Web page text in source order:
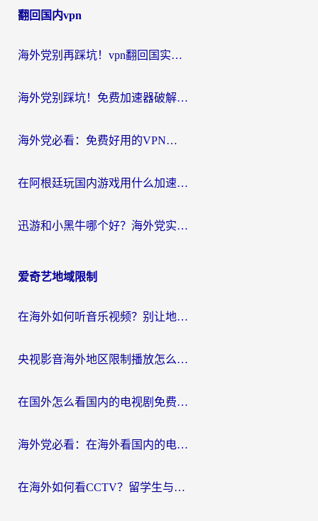
导
翻回国内vpn
海外党别再踩坑！vpn翻回国实用指南——选对加速器，国内资源无缝用
海外党别踩坑！免费加速器破解版真的能用？教你无缝访问国内资源的正确姿势
海外党必看：免费好用的VPN？不如选对转国内加速器实现无缝追剧
在阿根廷玩国内游戏用什么加速器？3年海外党亲测实用指南
迅游和小黑牛哪个好？海外党实测指南，选对中国地址加速器才能无缝刷国内资源
爱奇艺地域限制
在海外如何听音乐视频？别让地域限制挡住你的华语旋律
央视影音海外地区限制播放怎么办？海外华人必看的追剧自由指南
在国外怎么看国内的电视剧免费？3个关键步骤+1款靠谱加速器帮你搞定
海外党必看：在海外看国内的电视剧的app选对了吗？3步解决地域限制烦恼
在海外如何看CCTV？留学生与海外华人的实用回国加速指南